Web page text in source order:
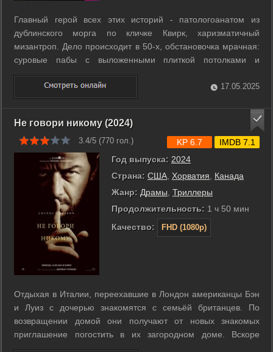
Главный герой всех этих историй - патологоанатом из
дублинского морга по кличке Квирк, харизматичный
мизантроп. Дело происходит в 50-х, обстановочка мрачная:
суровые пабы с выложенными плиткой потолками и
специальными привязями для алкоголиков, чтобы пьющий
не упал под стол, полные непристойных тайн дома
аристократов, город, освещенный тусклым ...
17.05.2025
Не говори никому (2024)
3.4/5 (770 гол.)
Год выпуска: 2024
Страна: США Хорватия
Канада
Жанр: Драмы Триллеры
Продолжительность: 1 ч 50 мин
Качество:
FHD (1080p)
KP 6.7 IMDB 7.1
Отдыхая в Италии, переехавшие в Лондон американцы Бэн
и Луиз с дочерью знакомятся с семьёй британцев. По
возвращении домой они получают от новых знакомых
приглашение погостить в их загородном доме. Вскоре
обещавший быть приятным отдых становится напряжённым